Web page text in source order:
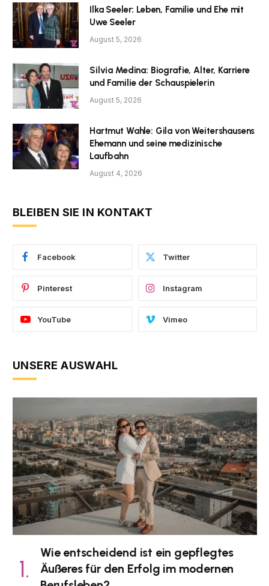
Ilka Seeler: Leben, Familie und Ehe mit
Uwe Seeler
August 5, 2026
Silvia Medina: Biografie, Alter, Karriere
und Familie der Schauspielerin
August 5, 2026
Hartmut Wahle: Gila von Weitershausens
Ehemann und seine medizinische
Laufbahn
August 4, 2026
BLEIBEN SIE IN KONTAKT
Facebook Twitter
Pinterest Instagram
YouTube Vimeo
UNSERE AUSWAHL
Wie entscheidend ist ein gepflegtes
Äußeres für den Erfolg im modernen